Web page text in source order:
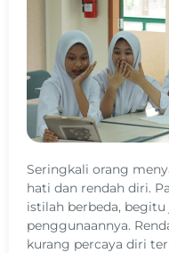
Seringkali orang
hati dan rendah diri.
istilah berbeda,
penggunaannya.
kurang percaya diri